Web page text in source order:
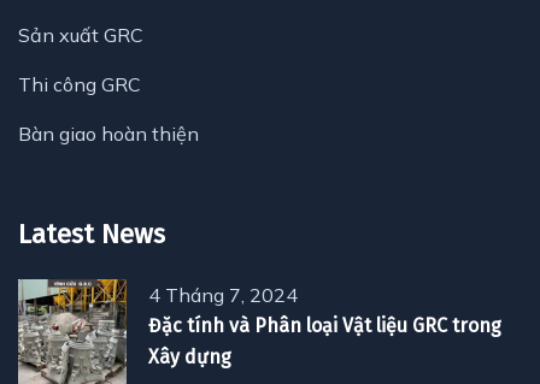
Sản xuất GRC
Thi công GRC
Bàn giao hoàn thiện
Latest News
4 Tháng 7, 2024
Đặc tính và Phân loại Vật liệu GRC trong
Xây dựng